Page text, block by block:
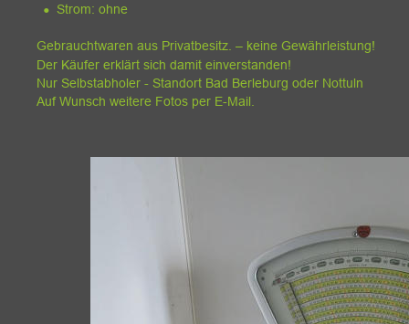
• Strom: ohne
Gebrauchtwaren aus Privatbesitz. – keine Gewährleistung!
Der Käufer erklärt sich damit einverstanden!
Nur Selbstabholer - Standort Bad Berleburg oder Nottuln
Auf Wunsch weitere Fotos per E-Mail.